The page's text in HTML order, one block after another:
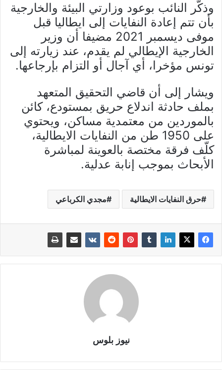
وذكّر النائب بوعود وزارتي البيئة والخارجية
بأن تتم إعادة النفايات إلى ايطاليا قبل
موفى ديسمبر 2021 مضيفا أن وزير
الخارجية الإيطالي لم يقدم، عند زيارته إلى
تونس مؤخرا، أي آجال أو التزام بإرجاعها.
ويشار إلى أن قاضي التحقيق المتعهد
بملف حادثة اندلاع حريق بمستودع، كائن
بالموردين من معتمدية مساكن، ويحتوي
على 1950 طن من النفايات الايطالية،
كلّف فرقة مختصة بالعوينة لمباشرة
الأبحاث بموجب إنابة عدلية.
حرق النفايات الايطالية مجدي الكرباعي
نيوز بلوس